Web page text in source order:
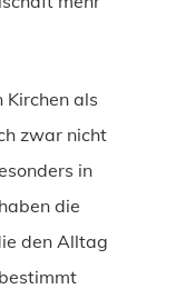
Kirchen als
zwar nicht
in
die
den Alltag